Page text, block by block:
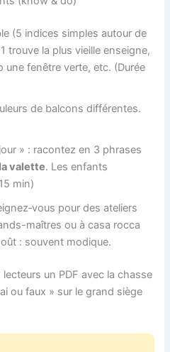
(5 indices simples autour de
trouve la plus vieille enseigne,
fenêtre verte, etc. (Durée
de balcons différentes.
» : racontez en 3 phrases
valette. Les enfants
min)
pour des ateliers
maîtres ou à casa rocca
: souvent modique.
un PDF avec la chasse
ou faux » sur le grand siège